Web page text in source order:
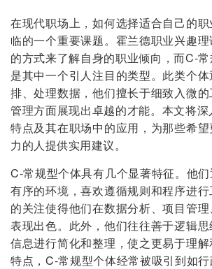
在现代职场上，如何选择适合自己的
临的一个重要课题。霍兰德职业兴趣
的方式来了解自身的职业倾向，而C-
是其中一个引人注目的类型。此类个
排、处理数据，他们擅长于细致入微
管理方面展现出卓越的才能。本文将
特点及其在职场中的应用，为那些希
力的人提供实用建议。
C-常规型个体具有几个显著特征。他
有序的环境，喜欢遵循规则和程序进
的关注使得他们在数据分析、项目管
表现出色。此外，他们往往善于逻辑
信息进行简化和整理，使之更易于理
特点，C-常规型个体经常被吸引到如